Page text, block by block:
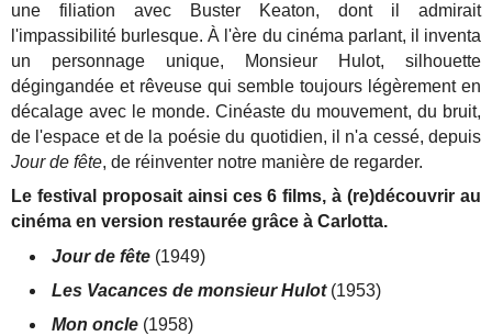
une filiation avec Buster Keaton, dont il admirait
l'impassibilité burlesque. À l'ère du cinéma parlant, il inventa
un personnage unique, Monsieur Hulot, silhouette
dégingandée et rêveuse qui semble toujours légèrement en
décalage avec le monde. Cinéaste du mouvement, du bruit,
de l'espace et de la poésie du quotidien, il n'a cessé, depuis
Jour de fête, de réinventer notre manière de regarder.
Le festival proposait ainsi ces 6 films, à (re)découvrir au
cinéma en version restaurée grâce à Carlotta.
Jour de fête (1949)
Les Vacances de monsieur Hulot(1953)
Mon oncle (1958)